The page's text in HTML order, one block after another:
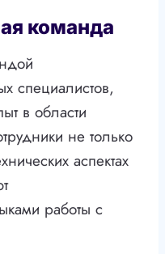
команда
специалистов,
в области
не только
аспектах
работы с